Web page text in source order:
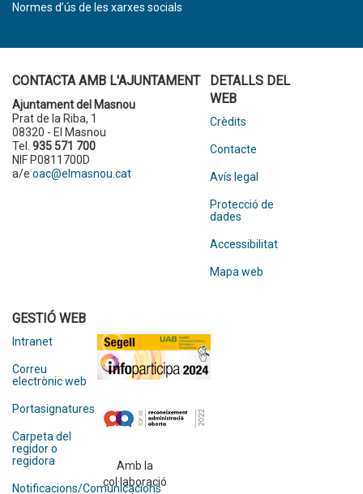
Normes d’ús de les xarxes socials
CONTACTA AMB L'AJUNTAMENT
Ajuntament del Masnou
Prat de la Riba, 1
08320 - El Masnou
Tel. 935 571 700
NIF P0811700D
a/e oac@elmasnou.cat
DETALLS DEL
WEB
Crèdits
Contacte
Avís legal
Protecció de
dades
Accessibilitat
Mapa web
GESTIÓ WEB
Intranet
Correu
electrònic web
Portasignatures
Carpeta del
regidor o
regidora
Notificacions/Comunicacions
Amb la
col·laboració